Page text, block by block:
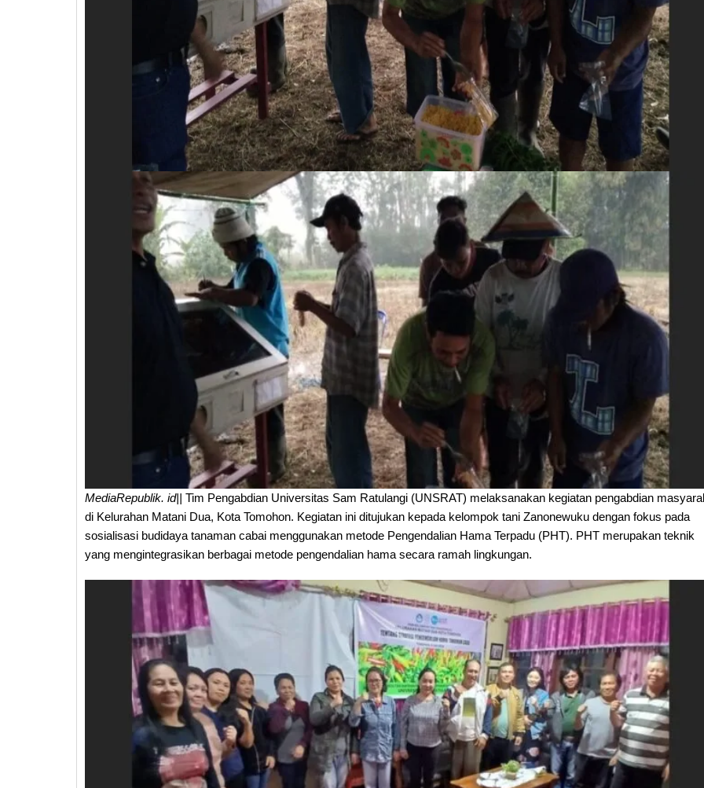
MediaRepublik. id|| Tim Pengabdian Universitas Sam Ratulangi (UNSRAT) melaksanakan kegiatan pengabdian
di Kelurahan Matani Dua, Kota Tomohon. Kegiatan ini ditujukan kepada kelompok tani Zanonewuku dengan fokus pada
sosialisasi budidaya tanaman cabai menggunakan metode Pengendalian Hama Terpadu (PHT). PHT merupakan teknik
yang mengintegrasikan berbagai metode pengendalian hama secara ramah lingkungan.